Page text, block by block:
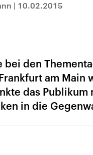
| 10.02.2015
bei den
am Main
das
in die